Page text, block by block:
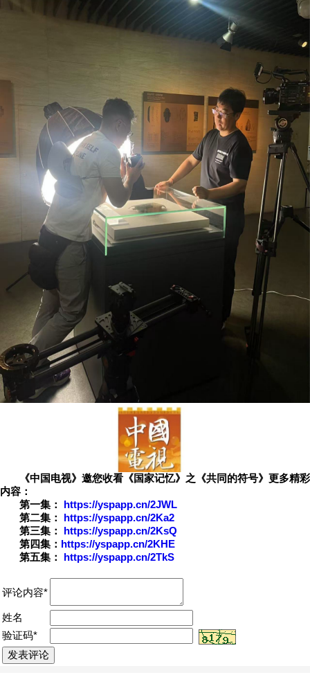
《中国电视》邀您收看《国家记忆》之《共同的符号》更多精彩
内容：
第一集： https://yspapp.cn/2JWL
第二集： https://yspapp.cn/2Ka2
第三集： https://yspapp.cn/2KsQ
第四集： https://yspapp.cn/2KHE
第五集： https://yspapp.cn/2TkS
评论内容*
姓名
验证码*